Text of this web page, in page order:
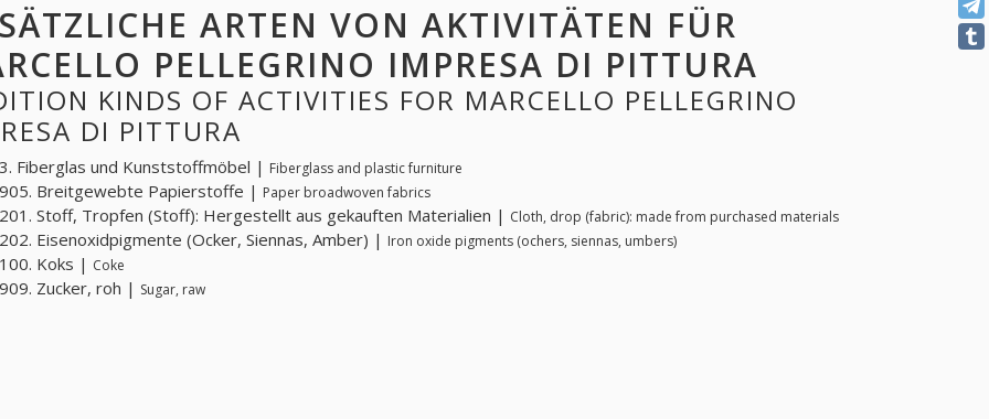
ARTEN VON AKTIVITÄTEN FÜR
PELLEGRINO IMPRESA DI PITTURA
KINDS OF ACTIVITIES FOR MARCELLO PELLEGRINO
DI PITTURA
Fiberglas und Kunststoffmöbel | Fiberglass and plastic furniture
Breitgewebte Papierstoffe | Paper broadwoven fabrics
Stoff, Tropfen (Stoff): Hergestellt aus gekauften Materialien | Cloth, drop (fabric): made from purchased materials
Eisenoxidpigmente (Ocker, Siennas, Amber) | Iron oxide pigments (ochers, siennas, umbers)
Koks | Coke
Zucker, roh | Sugar, raw